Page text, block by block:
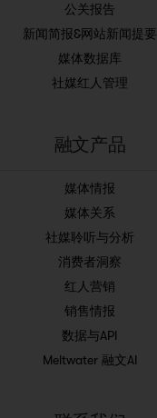
公关报告
新闻简报&网站新闻提要
媒体数据库
社媒红人管理
融文产品
媒体情报
媒体关系
社媒聆听与分析
消费者洞察
红人营销
销售情报
数据与API
Meltwater 融文AI